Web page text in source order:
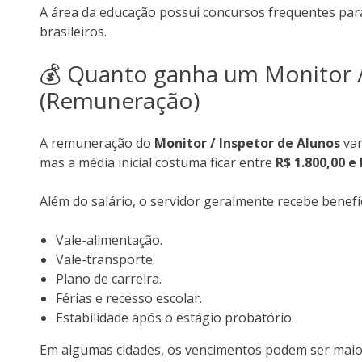
A área da educação possui concursos frequentes
brasileiros.
💰 Quanto ganha um Monitor
(Remuneração)
A remuneração do Monitor / Inspetor de Alunos
mas a média inicial costuma ficar entre R$ 1.800,00 e
Além do salário, o servidor geralmente recebe
Vale-alimentação.
Vale-transporte.
Plano de carreira.
Férias e recesso escolar.
Estabilidade após o estágio probatório.
Em algumas cidades, os vencimentos podem ser